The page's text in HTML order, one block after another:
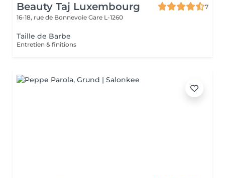
Beauty Taj Luxembourg
7
16-18, rue de Bonnevoie Gare L-1260
Taille de Barbe
Entretien & finitions